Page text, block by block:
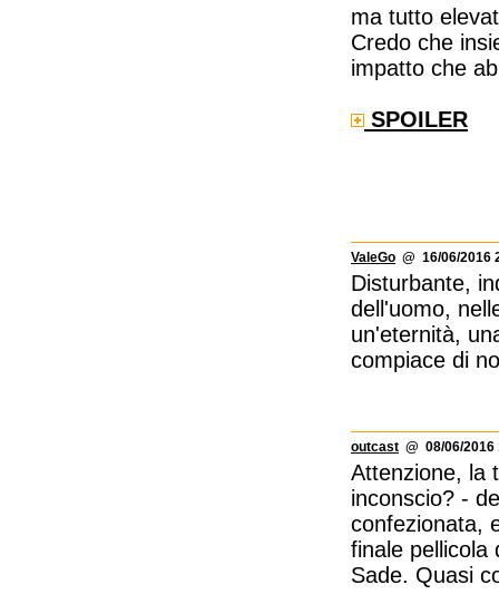
ma tutto
Credo che
impatto che
SPOILER
ValeGo @ 16/06/2016
Disturbante,
dell'uomo,
un'eternità,
compiace di
outcast @ 08/06/2016
Attenzione, la
inconscio? -
confezionata,
finale pellicola
Sade. Quasi